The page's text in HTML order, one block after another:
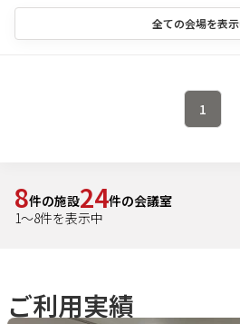
全ての会場を表示
1
8件の施設24件の会議室
1～8件を表示中
ご利用実績